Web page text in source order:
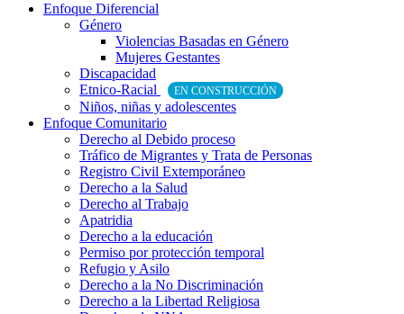
Enfoque Diferencial
Género
Violencias Basadas en Género
Mujeres Gestantes
Discapacidad
Etnico-Racial
EN CONSTRUCCIÓN
Niños, niñas y adolescentes
Enfoque Comunitario
Derecho al Debido proceso
Tráfico de Migrantes y Trata de Personas
Registro Civil Extemporáneo
Derecho a la Salud
Derecho al Trabajo
Apatridia
Derecho a la educación
Permiso por protección temporal
Refugio y Asilo
Derecho a la No Discriminación
Derecho a la Libertad Religiosa